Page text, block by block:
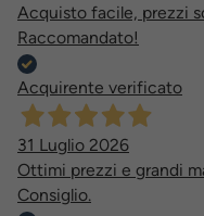
Acquisto facile, prezzi
Raccomandato!
Acquirente verificato
31 Luglio 2026
Ottimi prezzi e grandi
Consiglio.